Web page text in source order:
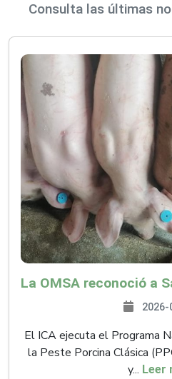
Consulta las últimas
2026-
El ICA ejecuta el Programa
la Peste Porcina Clásica
y... Leer